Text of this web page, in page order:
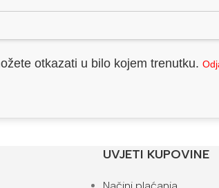
otkazati u bilo kojem trenutku.
UVJETI KUPOVINE